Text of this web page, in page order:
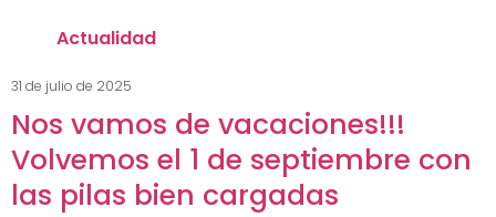
Actualidad
31 de julio de 2025
Nos vamos de vacaciones!!!
Volvemos el 1 de septiembre con
las pilas bien cargadas